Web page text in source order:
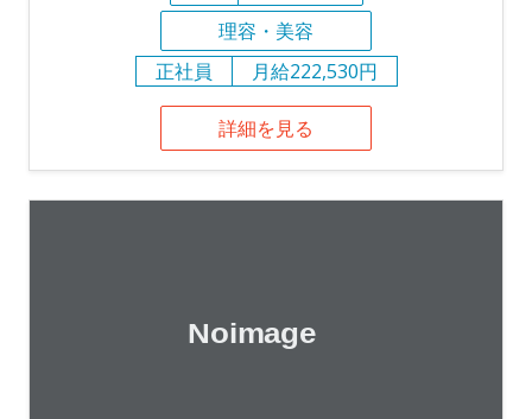
理容・美容
正社員
月給222,530円
詳細を見る